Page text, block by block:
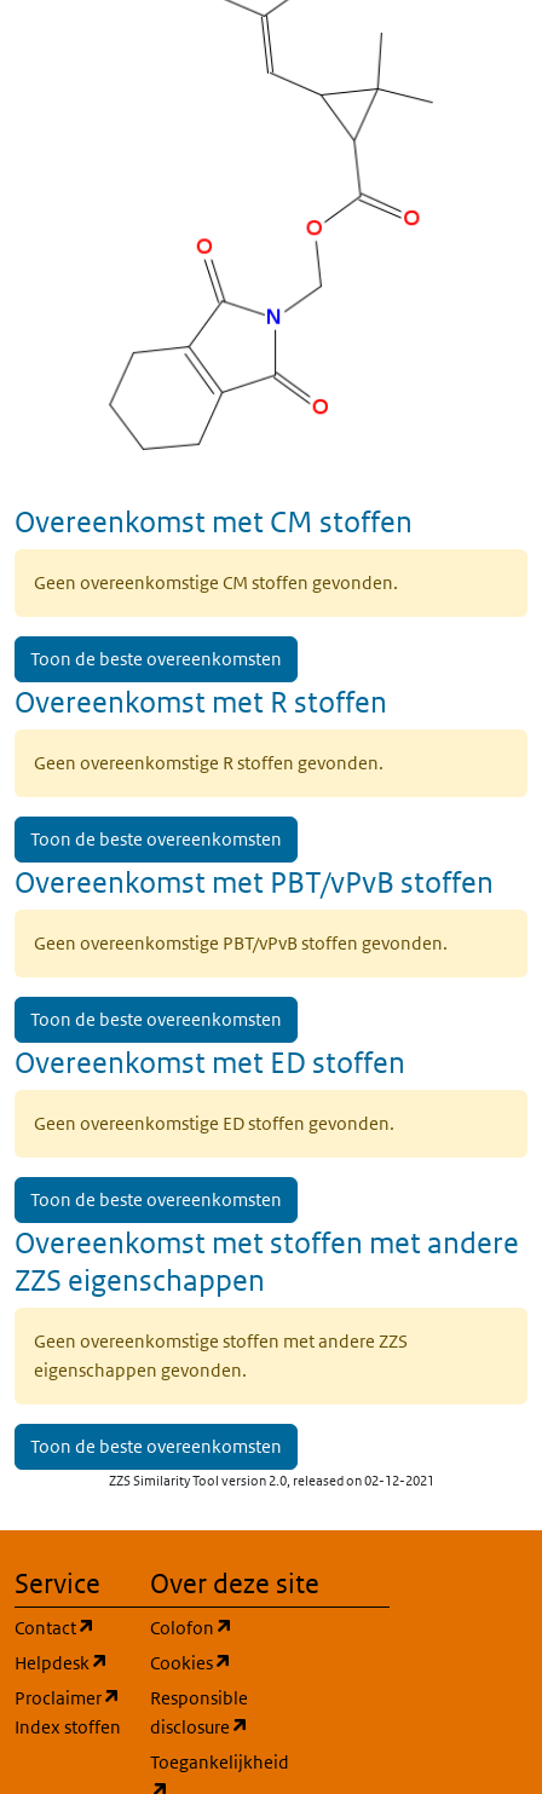
Overeenkomst met CM stoffen
Geen overeenkomstige CM stoffen gevonden.
Toon de beste overeenkomsten
Overeenkomst met R stoffen
Geen overeenkomstige R stoffen gevonden.
Toon de beste overeenkomsten
Overeenkomst met PBT/vPvB stoffen
Geen overeenkomstige PBT/vPvB stoffen gevonden.
Toon de beste overeenkomsten
Overeenkomst met ED stoffen
Geen overeenkomstige ED stoffen gevonden.
Toon de beste overeenkomsten
Overeenkomst met stoffen met andere
ZZS eigenschappen
Geen overeenkomstige stoffen met andere ZZS
eigenschappen gevonden.
Toon de beste overeenkomsten
ZZS Similarity Tool version 2.0, released on 02-12-2021
Service
Contact
(opent in een nieuw tabblad)
Helpdesk
(opent in een nieuw tabblad)
Proclaimer
(opent in een nieuw tabblad)
Index stoffen
Over deze site
Colofon
Cookies
Responsible
disclosure
Toegankelijkheid